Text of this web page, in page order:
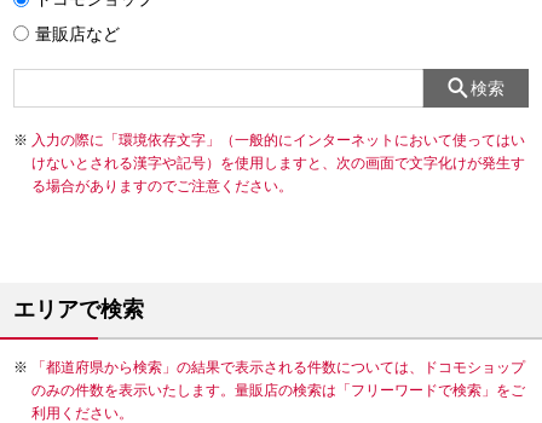
量販店など
検索
入力の際に「環境依存文字」（一般的にインターネットにおいて使ってはい
けないとされる漢字や記号）を使用しますと、次の画面で文字化けが発生す
る場合がありますのでご注意ください。
エリアで検索
「都道府県から検索」の結果で表示される件数については、ドコモショップ
のみの件数を表示いたします。量販店の検索は「フリーワードで検索」をご
利用ください。